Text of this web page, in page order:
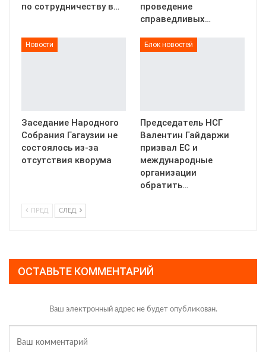
по сотрудничеству в…
проведение
справедливых…
Новости
Заседание Народного
Собрания Гагаузии не
состоялось из-за
отсутствия кворума
Блок новостей
Председатель НСГ
Валентин Гайдаржи
призвал ЕС и
международные
организации
обратить…
ПРЕД СЛЕД
ОСТАВЬТЕ КОММЕНТАРИЙ
Ваш электронный адрес не будет опубликован.